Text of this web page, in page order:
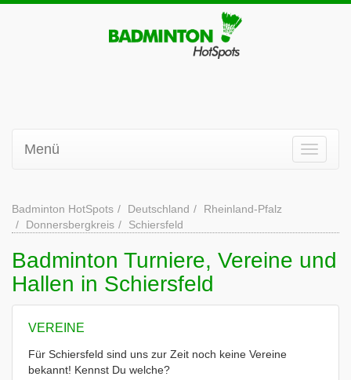
Menü
Badminton HotSpots Deutschland
Rheinland-Pfalz
Donnersbergkreis
Schiersfeld
Badminton Turniere, Vereine und
Hallen in Schiersfeld
VEREINE
Für Schiersfeld sind uns zur Zeit noch keine Vereine
bekannt! Kennst Du welche?